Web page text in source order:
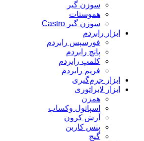
سوزن گیر
هموستات
سوزن گیر Castro
ابزار رابردم
فورسپس رابردم
پانچ رابردم
کلمپ رابردم
فریم رابردم
ابزار جرم‌گیری
ابزار لابراتوری
همزن
اسپاتول وکساب
آرش کرون
پنس کاربن
گیج